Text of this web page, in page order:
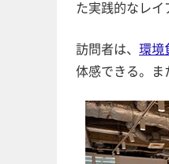
た実践的なレイ
訪問者は、 環境
体感できる。ま